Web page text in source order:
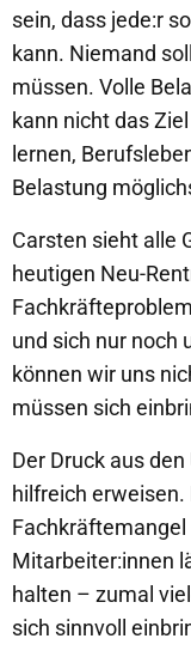
sein, dass jede:r
kann. Niemand
müssen. Volle
kann nicht das
lernen,
Belastung
Carsten sieht alle
heutigen Neu-
und sich nur noch
können wir uns
müssen sich
Der Druck aus
hilfreich
Mitarbeiter:innen
halten – zumal
sich sinnvoll